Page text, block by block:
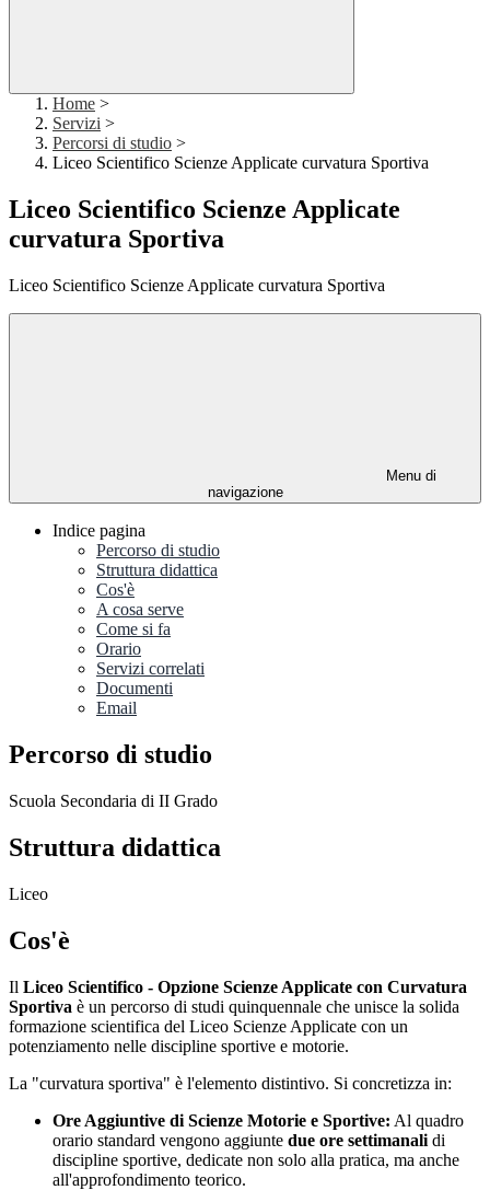
Home >
Servizi >
Percorsi di studio >
Liceo Scientifico Scienze Applicate curvatura Sportiva
Liceo Scientifico Scienze Applicate
curvatura Sportiva
Liceo Scientifico Scienze Applicate curvatura Sportiva
Menu di
navigazione
Indice pagina
Percorso di studio
Struttura didattica
Cos'è
A cosa serve
Come si fa
Orario
Servizi correlati
Documenti
Email
Percorso di studio
Scuola Secondaria di II Grado
Struttura didattica
Liceo
Cos'è
Il Liceo Scientifico - Opzione Scienze Applicate con Curvatura
Sportiva è un percorso di studi quinquennale che unisce la solida
formazione scientifica del Liceo Scienze Applicate con un
potenziamento nelle discipline sportive e motorie.
La "curvatura sportiva" è l'elemento distintivo. Si concretizza in:
Ore Aggiuntive di Scienze Motorie e Sportive: Al quadro
orario standard vengono aggiunte due ore settimanali di
discipline sportive, dedicate non solo alla pratica, ma anche
all'approfondimento teorico.